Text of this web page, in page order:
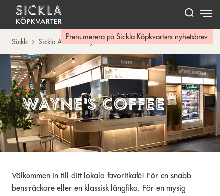
Hem
Prenumerera på Sickla Köpkvarters nyhetsbrev
Sickla Sickla A-Ö Wayne's Coffee
Wayne's Coffee
Välkommen in till ditt lokala favoritkafé! För en snabb
bensträckare eller en klassisk långfika. För en mysig